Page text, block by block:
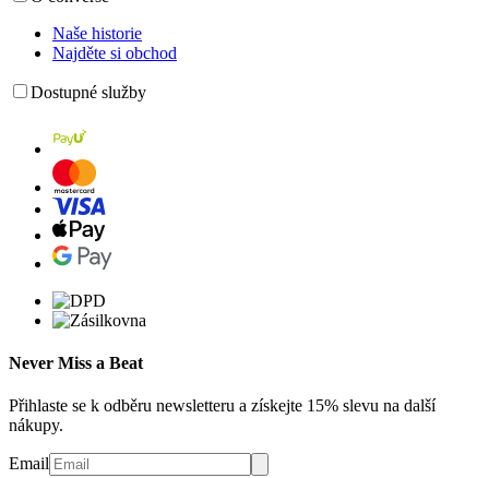
Naše historie
Najděte si obchod
Dostupné služby
Never Miss a Beat
Přihlaste se k odběru newsletteru a získejte 15% slevu na další
nákupy.
Email